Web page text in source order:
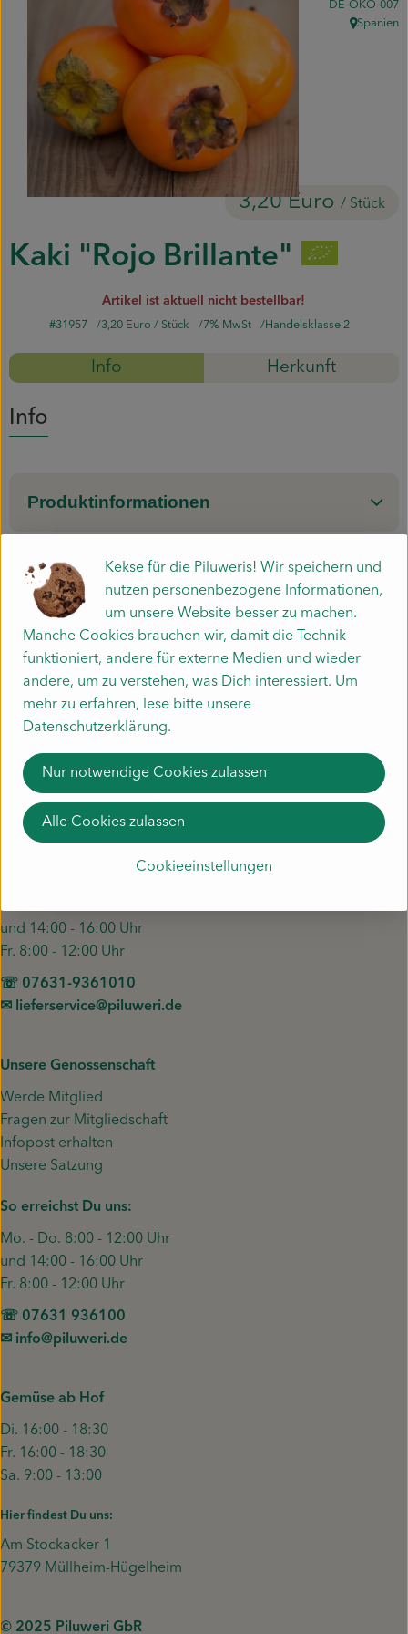
Piluweri im Glas
Blumensträuße
Naturkost
Kühltheke
Gemüsekiste
Genossenschaft
Hofverkauf
Firmenkunden
Kaki "Rojo Brillante"
3,20 Euro / Stück
, Kontrollstelle:
DE-ÖKO-007
, Herkunft:
Spanien
Artikel ist aktuell nicht bestellbar!
#31957 3,20 Euro / Stück 7% MwSt Handelsklasse 2
Info Herkunft
Info
Produktinformationen
Herkunft
Hersteller: 9EV
Unser Gemüse
Liefergebiet
Häufige Fragen zur Kiste
Schnupperkiste
Unsere App
Fragen zu unserem Gemüse?
und 14:00 - 16:00 Uhr
Fr. 8:00 - 12:00 Uhr
☏ 07631-9361010
✉︎ lieferservice@piluweri.de
Unsere Genossenschaft
Werde Mitglied
Fragen zur Mitgliedschaft
Infopost erhalten
Unsere Satzung
So erreichst Du uns:
Mo. - Do. 8:00 - 12:00 Uhr
und 14:00 - 16:00 Uhr
Fr. 8:00 - 12:00 Uhr
☏ 07631 936100
✉︎ info@piluweri.de
Gemüse ab Hof
Di. 16:00 - 18:30
Fr. 16:00 - 18:30
Sa. 9:00 - 13:00
Hier findest Du uns:
Am Stockacker 1
79379 Müllheim-Hügelheim
© 2025 Piluweri GbR
Kekse für die Piluweris! Wir speichern und
nutzen personenbezogene Informationen,
um unsere Website besser zu machen.
Manche Cookies brauchen wir, damit die Technik
funktioniert, andere für externe Medien und wieder
andere, um zu verstehen, was Dich interessiert. Um
mehr zu erfahren, lese bitte unsere
Datenschutzerklärung.
Cookieeinstellungen
Nur notwendige Cookies zulassen
Alle Cookies zulassen